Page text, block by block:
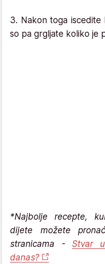
3. Nakon toga
so pa grgljate koliko je
*Najbolje recepte,
dijete možete
stranicama -Stvar
danas?